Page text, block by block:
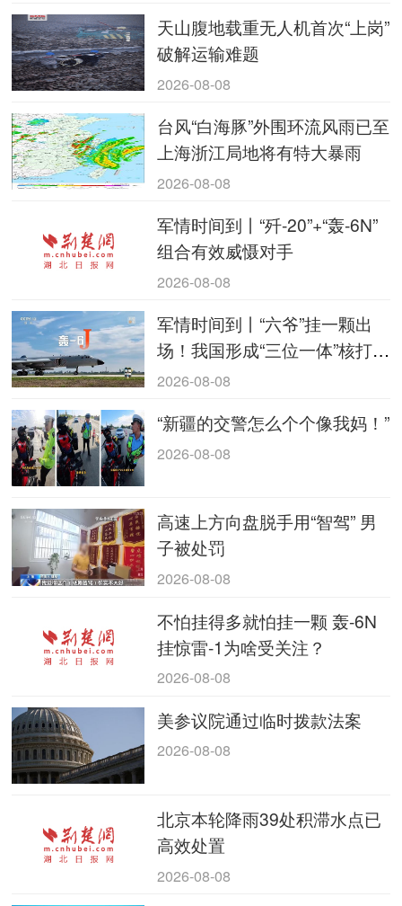
天山腹地载重无人机首次“上岗”
破解运输难题
2026-08-08
台风“白海豚”外围环流风雨已至
上海浙江局地将有特大暴雨
2026-08-08
军情时间到丨“歼-20”+“轰-6N”
组合有效威慑对手
2026-08-08
军情时间到丨“六爷”挂一颗出
场！我国形成“三位一体”核打击
能力
2026-08-08
“新疆的交警怎么个个像我妈！”
2026-08-08
高速上方向盘脱手用“智驾” 男
子被处罚
2026-08-08
不怕挂得多就怕挂一颗 轰-6N
挂惊雷-1为啥受关注？
2026-08-08
美参议院通过临时拨款法案
2026-08-08
北京本轮降雨39处积滞水点已
高效处置
2026-08-08